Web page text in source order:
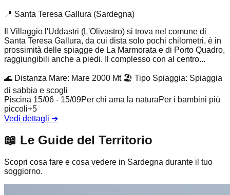
📍 Santa Teresa Gallura (Sardegna)
Il Villaggio l'Uddastri (L'Olivastro) si trova nel comune di
Santa Teresa Gallura, da cui dista solo pochi chilometri, è in
prossimità delle spiagge de La Marmorata e di Porto Quadro,
raggiungibili anche a piedi. Il complesso con al centro...
🌊 Distanza Mare: Mare 2000 Mt 🏖️ Tipo Spiaggia: Spiaggia
di sabbia e scogli
Piscina 15/06 - 15/09Per chi ama la naturaPer i bambini più
piccoli+5
Vedi dettagli ➔
📖 Le Guide del Territorio
Scopri cosa fare e cosa vedere in Sardegna durante il tuo
soggiorno.